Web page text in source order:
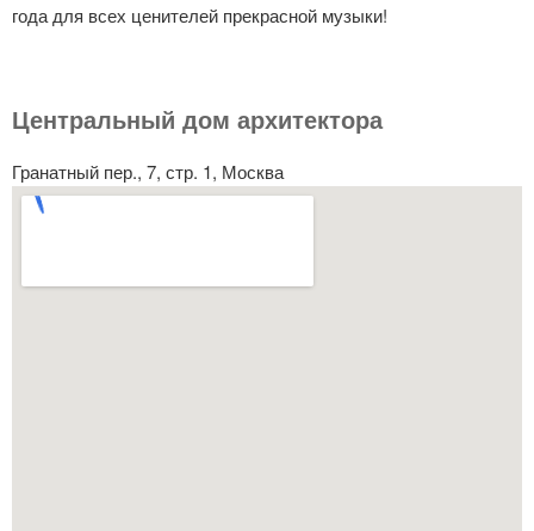
года для всех ценителей прекрасной музыки!
Центральный дом архитектора
Гранатный пер., 7, стр. 1, Москва